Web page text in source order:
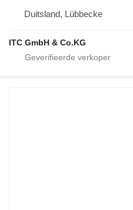
Duitsland, Lübbecke
ITC GmbH & Co.KG